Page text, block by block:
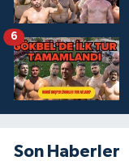
6
Son Haberler